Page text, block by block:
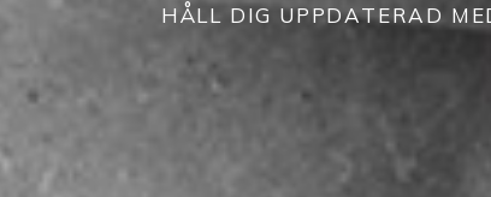
HÅLL DIG UPPDATERAD